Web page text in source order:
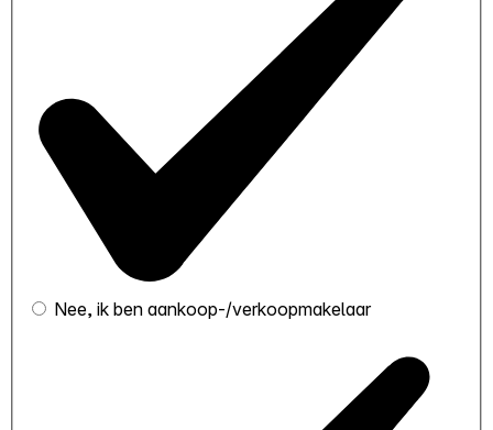
Nee, ik ben aankoop-/verkoopmakelaar